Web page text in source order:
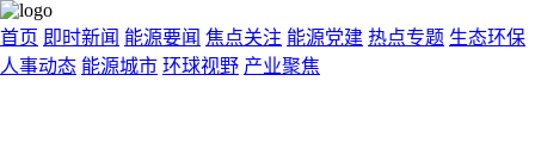
首页 即时新闻 能源要闻 焦点关注 能源党建 热点专题 生态环保
人事动态 能源城市 环球视野 产业聚焦